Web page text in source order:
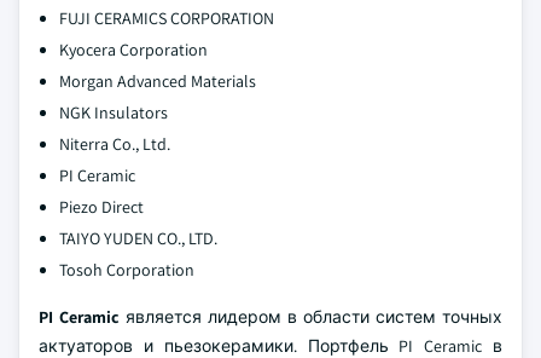
FUJI CERAMICS CORPORATION
Kyocera Corporation
Morgan Advanced Materials
NGK Insulators
Niterra Co., Ltd.
PI Ceramic
Piezo Direct
TAIYO YUDEN CO., LTD.
Tosoh Corporation
PI Ceramic является лидером в области систем точных
актуаторов и пьезокерамики. Портфель PI Ceramic в